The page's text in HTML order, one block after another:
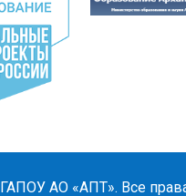
ГАПОУ АО «АПТ». Все